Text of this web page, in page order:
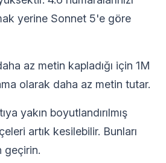
yerine Sonnet 5'e göre
az metin kapladığı için 1M
olarak daha az metin tutar.
yakın boyutlandırılmış
artık kesilebilir. Bunları
geçirin.